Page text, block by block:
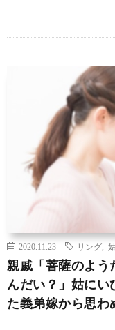
2020.11.23 リング
親戚「菩薩のよう
んだい？」姑にい
た義弟嫁から思